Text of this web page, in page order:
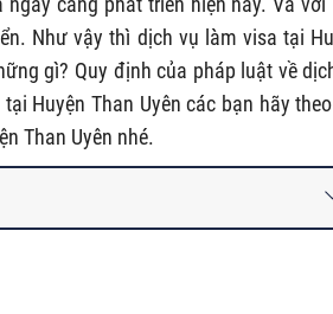
Như vậy thì dịch vụ làm visa tại
gì? Quy định của pháp luật về
Huyện Than Uyên các bạn hãy
Than Uyên nhé.